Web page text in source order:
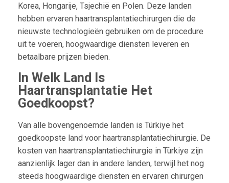
Korea, Hongarije, Tsjechië en Polen. Deze landen
hebben ervaren haartransplantatiechirurgen die de
nieuwste technologieën gebruiken om de procedure
uit te voeren, hoogwaardige diensten leveren en
betaalbare prijzen bieden.
In Welk Land Is
Haartransplantatie Het
Goedkoopst?
Van alle bovengenoemde landen is Türkiye het
goedkoopste land voor haartransplantatiechirurgie. De
kosten van haartransplantatiechirurgie in Türkiye zijn
aanzienlijk lager dan in andere landen, terwijl het nog
steeds hoogwaardige diensten en ervaren chirurgen